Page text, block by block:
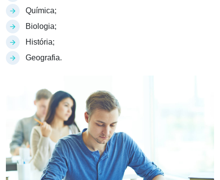
Química;
Biologia;
História;
Geografia.